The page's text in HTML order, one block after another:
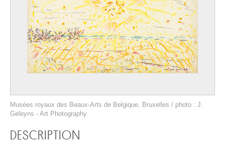
Musées royaux des Beaux-Arts de Belgique, Bruxelles / photo : J.
Geleyns - Art Photography
DESCRIPTION